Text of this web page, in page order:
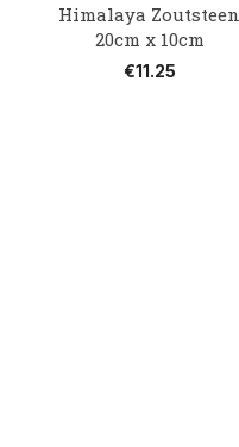
Himalaya Zoutsteen
20cm x 10cm
€11.25